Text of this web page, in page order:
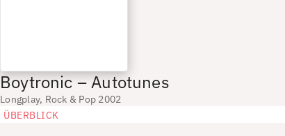
Boytronic – Autotunes
Longplay, Rock & Pop 2002
ÜBERBLICK